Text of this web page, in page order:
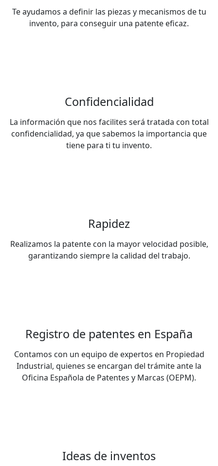
Te ayudamos a definir las piezas y mecanismos de tu
invento, para conseguir una patente eficaz.
Confidencialidad
La información que nos facilites será tratada con total
confidencialidad, ya que sabemos la importancia que
tiene para ti tu invento.
Rapidez
Realizamos la patente con la mayor velocidad posible,
garantizando siempre la calidad del trabajo.
Registro de patentes en España
Contamos con un equipo de expertos en Propiedad
Industrial, quienes se encargan del trámite ante la
Oficina Española de Patentes y Marcas (OEPM).
Ideas de inventos